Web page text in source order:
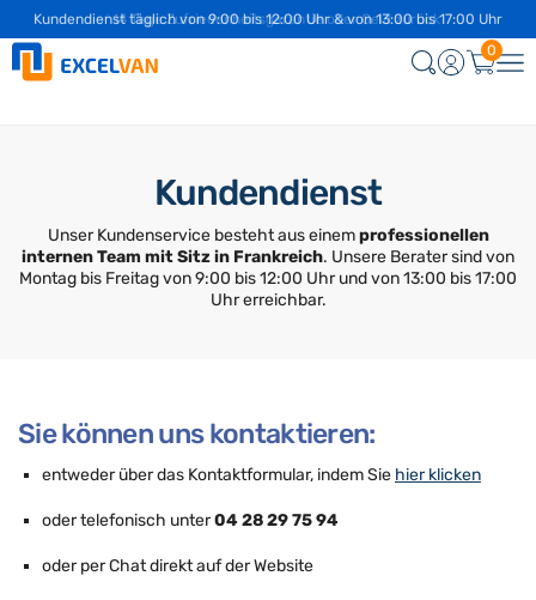
Kundendienst
Unser Kundenservice besteht aus einemprofessionellen
internen Team mit Sitz in Frankreich. Unsere Berater sind von
Montag bis Freitag von 9:00 bis 12:00 Uhr und von 13:00 bis 17:00
Uhr erreichbar.
Sie können uns kontaktieren:
entweder über das Kontaktformular, indem Sie hier klicken
oder telefonisch unter04 28 29 75 94
oder per Chat direkt auf der Website
Kundendienst täglich von 9:00 bis 12:00 Uhr & von 13:00 bis 17:00 Uhr
✅ 14 Tage Zufriedenheitsgarantie oder Geld zurück
0